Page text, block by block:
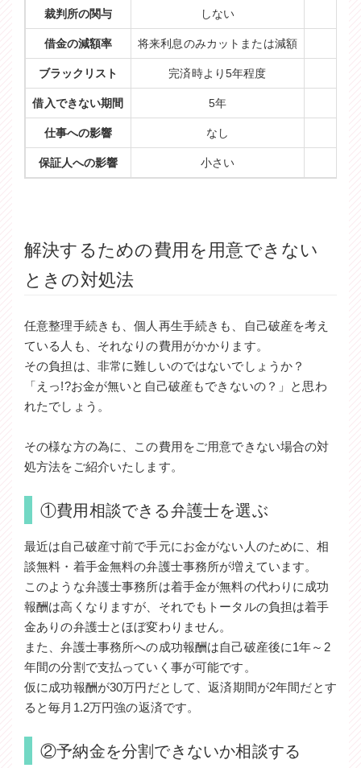
裁判所の関与 しない
借金の減額率 将来利息のみカットまたは減額
ブラックリスト 完済時より5年程度
借入できない期間 5年
仕事への影響 なし
保証人への影響 小さい
解決するための費用を用意できない
ときの対処法
任意整理手続きも、個人再生手続きも、自己破産を考え
ている人も、それなりの費用がかかります。
その負担は、非常に難しいのではないでしょうか？
「えっ!?お金が無いと自己破産もできないの？」と思わ
れたでしょう。
その様な方の為に、この費用をご用意できない場合の対
処方法をご紹介いたします。
①費用相談できる弁護士を選ぶ
最近は自己破産寸前で手元にお金がない人のために、相
談無料・着手金無料の弁護士事務所が増えています。
このような弁護士事務所は着手金が無料の代わりに成功
報酬は高くなりますが、それでもトータルの負担は着手
金ありの弁護士とほぼ変わりません。
また、弁護士事務所への成功報酬は自己破産後に1年～2
年間の分割で支払っていく事が可能です。
仮に成功報酬が30万円だとして、返済期間が2年間だとす
ると毎月1.2万円強の返済です。
②予納金を分割できないか相談する